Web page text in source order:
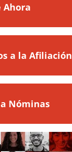
a la Afiliación
Nóminas